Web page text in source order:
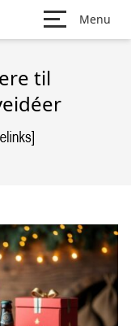
Menu
til